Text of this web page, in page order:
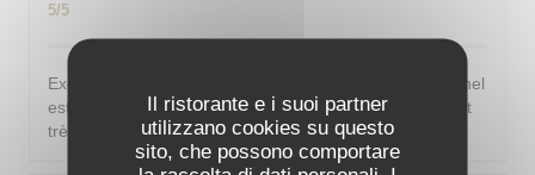
Il ristorante e i suoi partner
utilizzano cookies su questo
sito, che possono comportare
5/5
Excellent ! Tout est délicieux, bien présentés, le personnel
est vraiment au top : accueillant, souriant, attentionné et
très professionnel. Je recommande sans hésiter !